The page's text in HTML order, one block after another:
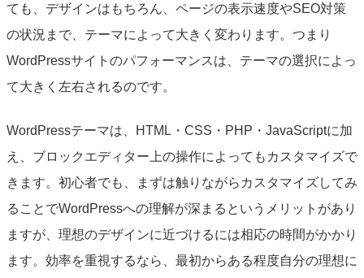
ても、デザインはもちろん、ページの表示速度やSEO対策
の状況まで、テーマによって大きく変わります。つまり
WordPressサイトのパフォーマンスは、テーマの選択によっ
て大きく左右されるのです。
WordPressテーマは、HTML・CSS・PHP・JavaScriptに加
え、ブロックエディター上の操作によってもカスタマイズで
きます。初心者でも、まずは触りながらカスタマイズしてみ
ることでWordPressへの理解が深まるというメリットがあり
ますが、理想のデザインに近づけるには相応の時間がかかり
ます。効率を重視するなら、最初からある程度自分の理想に